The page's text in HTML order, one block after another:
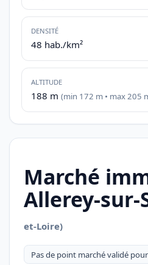
DENSITÉ
48 hab./km²
ALTITUDE
188 m (min 172 m • max 205
Marché
Allerey-sur-
et-Loire)
Pas de point marché validé